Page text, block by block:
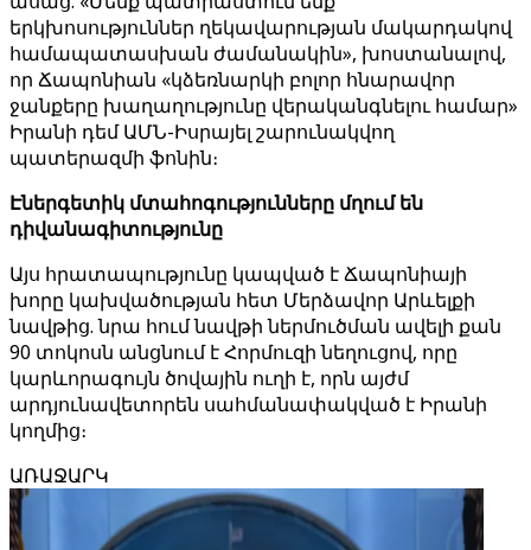
երկխոսություններ ղեկավարության մակարդակով
համապատասխան ժամանակին», խոստանալով,
որ Ճապոնիան «կձեռնարկի բոլոր հնարավոր
ջանքերը խաղաղությունը վերականգնելու համար»
Իրանի դեմ ԱՄՆ-Իսրայել շարունակվող
պատերազմի ֆոնին։
Էներգետիկ մտահոգությունները մղում են
դիվանագիտությունը
Այս հրատապությունը կապված է Ճապոնիայի
խորը կախվածության հետ Մերձավոր Արևելքի
նավթից. նրա հում նավթի ներմուծման ավելի քան
90 տոկոսն անցնում է Հորմուզի նեղուցով, որը
կարևորագույն ծովային ուղի է, որն այժմ
արդյունավետորեն սահմանափակված է Իրանի
կողմից։
ԱՌԱՋԱՐԿ